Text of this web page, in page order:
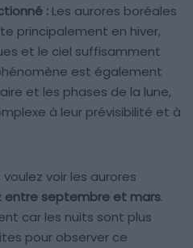
: Les aurores boréales
principalement en hiver,
et le ciel suffisamment
est également
et les phases de la lune,
à leur prévisibilité et à
voulez voir les aurores
entre septembre et mars.
car les nuits sont plus
pour observer ce